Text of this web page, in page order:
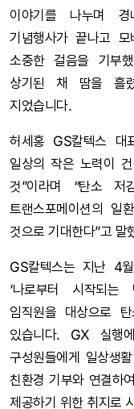
이야기를 나누며 경
기념행사가 끝나고
소중한 걸음을 기부
상기된 채 땀을 흘
지었습니다.
허세홍 GS칼텍스 대
일상의 작은 노력이
것”이라며 “탄소
트랜스포메이션의 일
것으로 기대한다”고 말
GS칼텍스는 지난 4
‘나로부터 시작되는
임직원을 대상으로
있습니다. GX 실행
구성원들에게 일상생
친환경 기부와 연결하
제공하기 위한 취지로